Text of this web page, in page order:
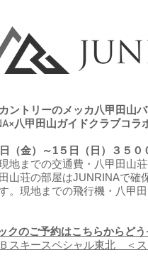
ントリーのメッカ八甲田山
八甲田山ガイドクラブコラ
（金）～1５日（日）３５０
地までの交通費・八甲田山荘
山荘の部屋はJUNRINAで確
。 現地までの飛行機・八甲
クのご予約はこちらからどう
Ｂスキースペシャル東北 ＜